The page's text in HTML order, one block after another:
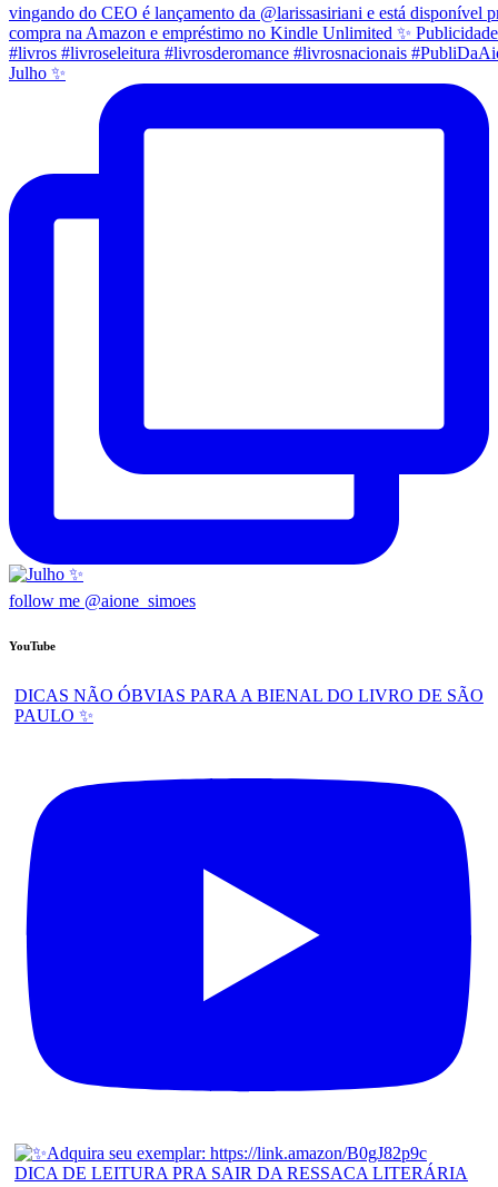
Julho ✨
follow me @aione_simoes
YouTube
DICAS NÃO ÓBVIAS PARA A BIENAL DO LIVRO DE SÃO
PAULO ✨
DICA DE LEITURA PRA SAIR DA RESSACA LITERÁRIA